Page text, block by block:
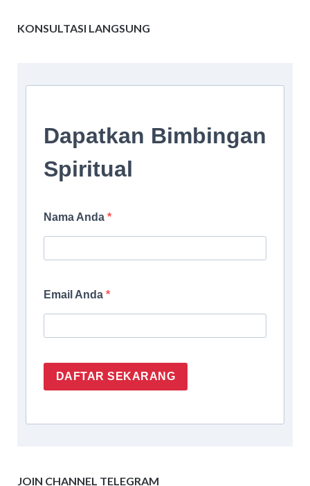
KONSULTASI LANGSUNG
Dapatkan Bimbingan
Spiritual
Nama Anda
Email Anda
DAFTAR SEKARANG
JOIN CHANNEL TELEGRAM